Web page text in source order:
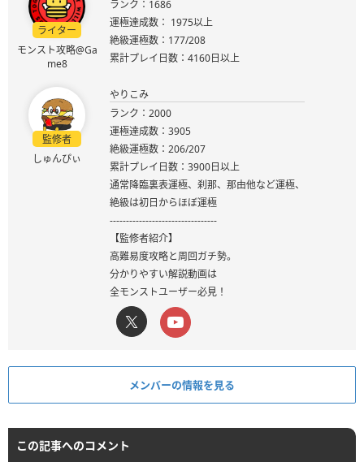
ライター
モンスト攻略@Ga
me8
ランク：1686
運極達成数： 1975以上
絶級運極数：177/208
累計プレイ日数：4160日以上
監修者
しゅんぴぃ
やりこみ
ランク：2000
運極達成数：3905
絶級運極数：206/207
累計プレイ日数：3900日以上
通常降臨裏表運極、刹那、那由他など運極、
絶級は初日からほぼ運極
---------------------------------
【監修者紹介】
高難易度攻略と周回ガチ勢。
分かりやすい解説動画は
全モンストユーザー必見！
メンバーの情報を見る
この記事へのコメント